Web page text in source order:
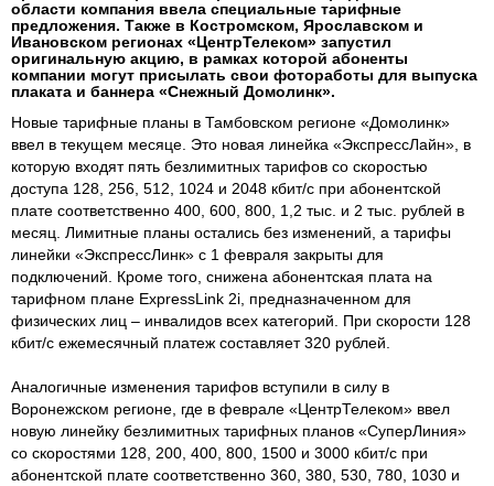
области компания ввела специальные тарифные
предложения. Также в Костромском, Ярославском и
Ивановском регионах «ЦентрТелеком» запустил
оригинальную акцию, в рамках которой абоненты
компании могут присылать свои фотоработы для выпуска
плаката и баннера «Снежный Домолинк».
Новые тарифные планы в Тамбовском регионе «Домолинк»
ввел в текущем месяце. Это новая линейка «ЭкспрессЛайн», в
которую входят пять безлимитных тарифов со скоростью
доступа 128, 256, 512, 1024 и 2048 кбит/с при абонентской
плате соответственно 400, 600, 800, 1,2 тыс. и 2 тыс. рублей в
месяц. Лимитные планы остались без изменений, а тарифы
линейки «ЭкспрессЛинк» с 1 февраля закрыты для
подключений. Кроме того, снижена абонентская плата на
тарифном плане ExpressLink 2i, предназначенном для
физических лиц – инвалидов всех категорий. При скорости 128
кбит/с ежемесячный платеж составляет 320 рублей.
Аналогичные изменения тарифов вступили в силу в
Воронежском регионе, где в феврале «ЦентрТелеком» ввел
новую линейку безлимитных тарифных планов «СуперЛиния»
со скоростями 128, 200, 400, 800, 1500 и 3000 кбит/с при
абонентской плате соответственно 360, 380, 530, 780, 1030 и